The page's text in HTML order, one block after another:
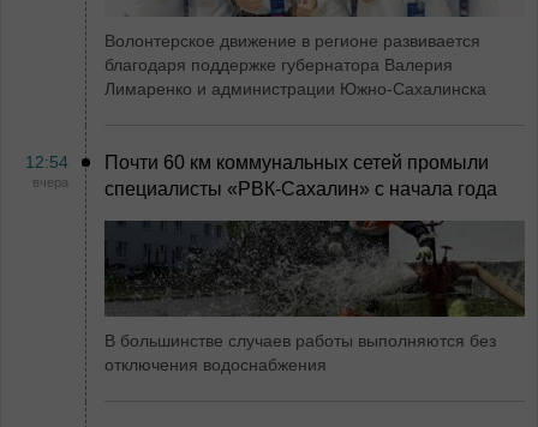
Волонтерское движение в регионе развивается
благодаря поддержке губернатора Валерия
Лимаренко и администрации Южно-Сахалинска
12:54
вчера
Почти 60 км коммунальных сетей промыли
специалисты «РВК‑Сахалин» с начала года
В большинстве случаев работы выполняются без
отключения водоснабжения